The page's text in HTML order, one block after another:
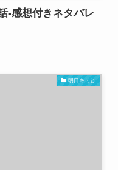
-感想付きネタバレ
明日キミと